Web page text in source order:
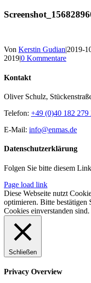
Von Kerstin Gudian|2019-
2019|0 Kommentare
Kontakt
Oliver Schulz,
Telefon: +49 (0)40 182 279
E-Mail: info@enmas.de
Datenschutzerklärung
Folgen Sie bitte diesem
Page load link
Diese Webseite nutzt
optimieren. Bitte bestätigen
Cookies einverstanden sind.
Schließen
Privacy Overview